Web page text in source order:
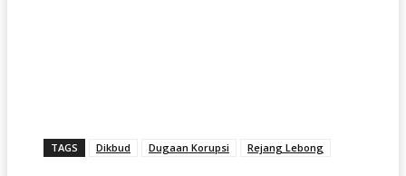
TAGS Dikbud Dugaan Korupsi Rejang Lebong